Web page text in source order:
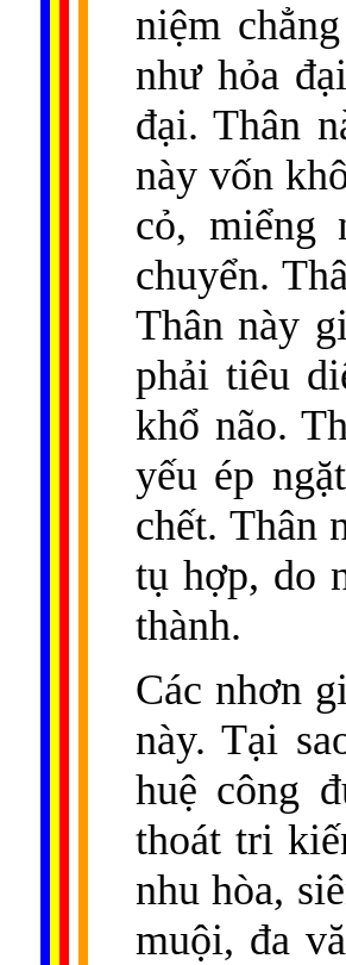
niệm
như hỏa
đại. Thân
này vốn
cỏ, miểng
chuyển.
Thân này
phải tiêu
khổ não.
yếu ép
chết. Thân
tụ hợp, do
thành.
Các nhơn
này. Tại
huệ công
thoát tri
nhu hòa,
muội, đa